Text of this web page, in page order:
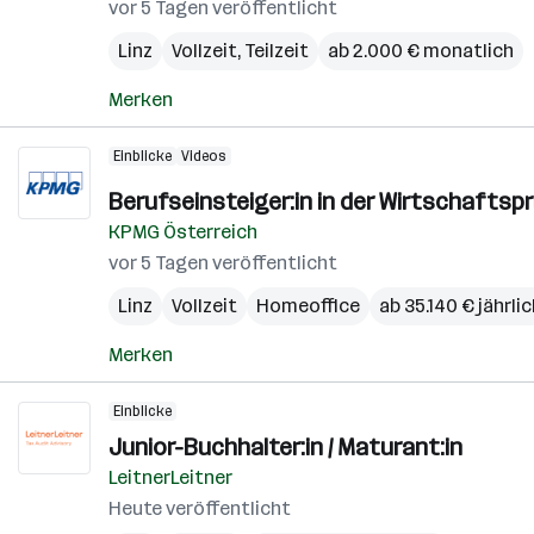
vor 5 Tagen veröffentlicht
Linz
Vollzeit, Teilzeit ab 2.000 € monatlich
Merken
Einblicke Videos
Berufseinsteiger:in in der
KPMG Österreich
vor 5 Tagen veröffentlicht
Linz
Vollzeit Homeoffice ab 35.140 €
Merken
Einblicke
Junior-Buchhalter:in / Maturant:in
LeitnerLeitner
Heute veröffentlicht